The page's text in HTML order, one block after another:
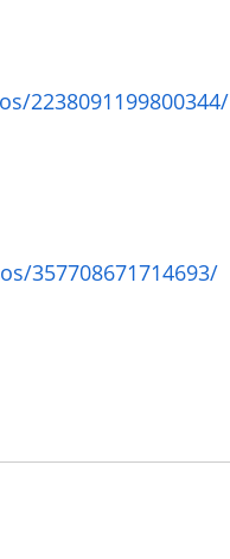
2238091199800344/
357708671714693/